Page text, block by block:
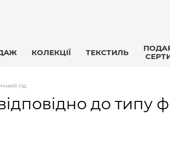
КОЛЕКЦІЇ ТЕКСТИЛЬ
гід
до типу